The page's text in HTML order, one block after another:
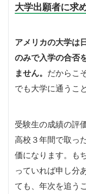
大学出願者に求
アメリカの大学は
のみで入学の合否
ません。 だからこ
でも大学に通うこ
受験生の成績の評
高校３年間で取っ
価になります。も
っていれば申し分
ても、年次を追う